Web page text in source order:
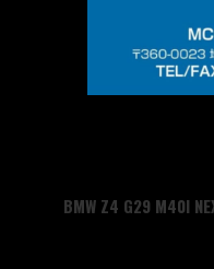
BMW Z4 G29 M40I